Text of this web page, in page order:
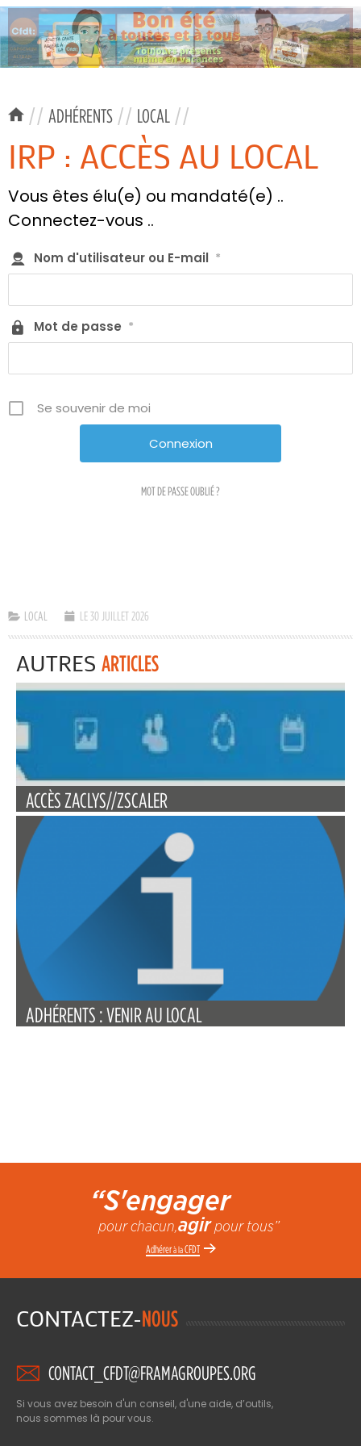
// ADHÉRENTS // LOCAL //
IRP : ACCÈS AU LOCAL
Vous êtes élu(e) ou mandaté(e) ..
Connectez-vous ..
Nom d'utilisateur ou E-mail *
Mot de passe *
Se souvenir de moi
MOT DE PASSE OUBLIÉ ?
LOCAL LE 30 JUILLET 2026
AUTRES ARTICLES
ACCÈS ZACLYS//ZSCALER
ADHÉRENTS : VENIR AU LOCAL
“S'engager
pour chacun,agirpour tous”
Adhérerà laCFDT
CONTACTEZ-NOUS
CONTACT_CFDT@FRAMAGROUPES.ORG
Si vous avez besoin d'un conseil, d'une aide, d’outils,
nous sommes là pour vous.